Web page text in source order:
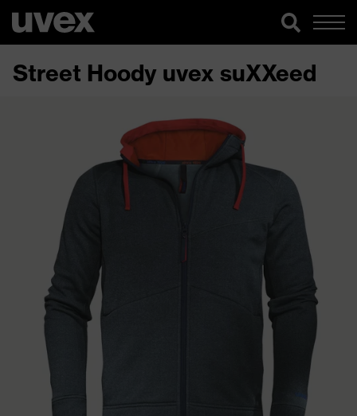
Street Hoody uvex suXXeed